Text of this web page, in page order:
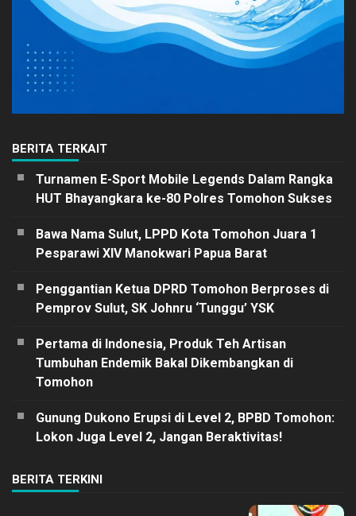
BERITA TERKAIT
Turnamen E-Sport Mobile Legends Dalam Rangka
HUT Bhayangkara ke-80 Polres Tomohon Sukses
Bawa Nama Sulut, LPPD Kota Tomohon Juara 1
Pesparawi XIV Manokwari Papua Barat
Penggantian Ketua DPRD Tomohon Berproses di
Pemprov Sulut, SK Johnru ‘Tunggu’ YSK
Pertama di Indonesia, Produk Teh Artisan
Tumbuhan Endemik Bakal Dikembangkan di
Tomohon
Gunung Dukono Erupsi di Level 2, BPBD Tomohon:
Lokon Juga Level 2, Jangan Beraktivitas!
BERITA TERKINI